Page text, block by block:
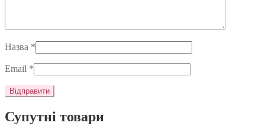
Назва *
Email *
Супутні товари